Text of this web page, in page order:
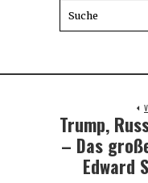
Trump,
– Das
Edward